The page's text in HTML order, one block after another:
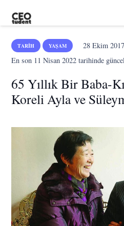
TARIH YAŞAM 28 Ekim 2017
En son 11 Nisan 2022 tarihinde
65 Yıllık Bir Baba-
Koreli Ayla ve